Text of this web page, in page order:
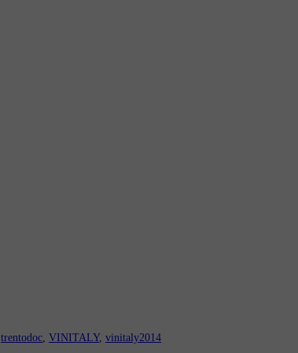
trentodoc VINITALY, vinitaly2014